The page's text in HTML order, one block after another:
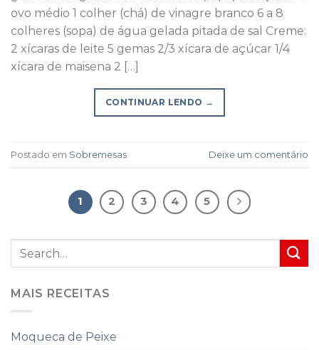
ovo médio 1 colher (chá) de vinagre branco 6 a 8
colheres (sopa) de água gelada pitada de sal Creme:
2 xícaras de leite 5 gemas 2/3 xícara de açúcar 1/4
xícara de maisena 2 […]
CONTINUAR LENDO →
Postado em Sobremesas Deixe um comentário
1 2 3 4 5
MAIS RECEITAS
Moqueca de Peixe